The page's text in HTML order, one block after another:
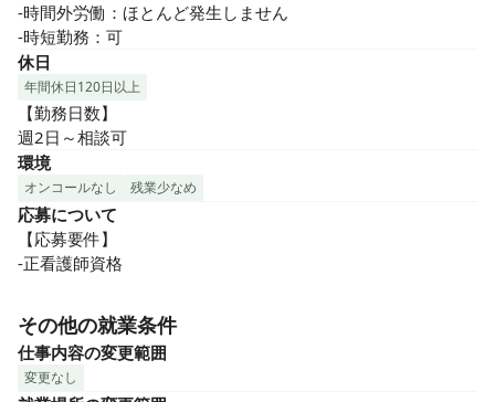
-時間外労働：ほとんど発生しません
-時短勤務：可
休日
年間休日120日以上
【勤務日数】
週2日～相談可
環境
オンコールなし 残業少なめ
応募について
【応募要件】
-正看護師資格
その他の就業条件
仕事内容の変更範囲
変更なし